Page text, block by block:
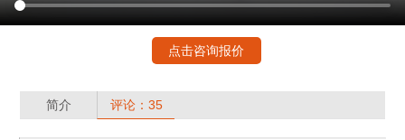
点击咨询报价
简介 评论：35